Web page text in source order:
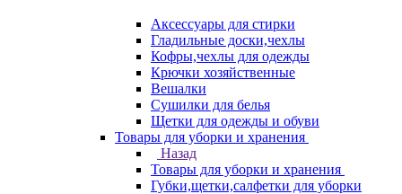
Аксессуары для стирки
Гладильные доски,чехлы
Кофры,чехлы для одежды
Крючки хозяйственные
Вешалки
Сушилки для белья
Щетки для одежды и обуви
Товары для уборки и хранения
Назад
Товары для уборки и хранения
Губки,щетки,салфетки для уборки